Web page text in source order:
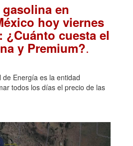
en
hoy viernes
¿Cuánto cuesta el
y Premium?.
de Energía es la entidad
todos los días el precio de las